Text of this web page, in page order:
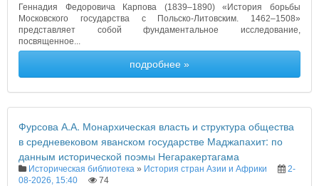
Геннадия Федоровича Карпова (1839–1890) «История борьбы
Московского государства с Польско-Литовским. 1462–1508»
представляет собой фундаментальное исследование,
посвященное...
подробнее »
Фурсова А.А. Монархическая власть и структура общества
в средневековом яванском государстве Маджапахит: по
данным исторической поэмы Негаракертагама
Историческая библиотека » История стран Азии и Африки
2-
08-2026, 15:40
74